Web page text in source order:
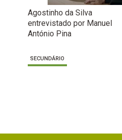
Agostinho da Silva
entrevistado por Manuel
António Pina
SECUNDÁRIO